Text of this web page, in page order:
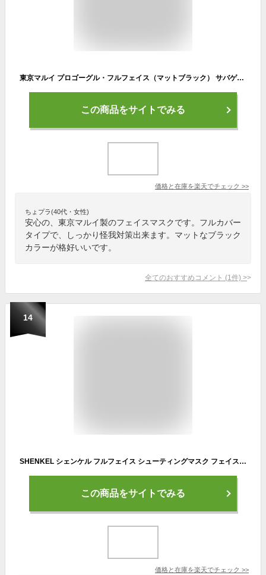
東京マルイ プロゴーグル・フルフェイス（マットブラック） サバゲー ゴーグル 保護 エアガン ガスガン 電動ガン モデルガン 怪我 ガード 装備 フルフェイス メガネ サングラス 痛い レンジャー コヨーテ ブラウン 迷彩 グリーン
この商品をサイトでみる
価格と在庫を楽天でチェック >>
ちょプラ(40代・女性)
安心の、東京マルイ製のフェイスマスクです。フルカバー
タイプで、しっかり怪我対策出来ます。マットなブラック
カラーが格好いいです。
全てのおすすめコメント (1 件) >
14
SHENKEL シェンケル フルフェイス シューティングマスク フェイスマスク マスク メッシュタイプ フェイスガード サバゲー サバイバルゲーム 装備 コスプレ
この商品をサイトでみる
価格と在庫を楽天でチェック >>